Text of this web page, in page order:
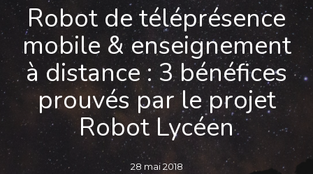
Robot de téléprésence
mobile & enseignement
à distance : 3 bénéfices
prouvés par le projet
Robot Lycéen
28 mai 2018